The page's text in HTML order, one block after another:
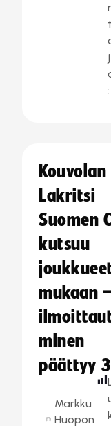
r
t
j
:
Kouvolan
Lakritsi
Suomen
kutsuu
mukaan
minen
päättyy
Markku
Huopon